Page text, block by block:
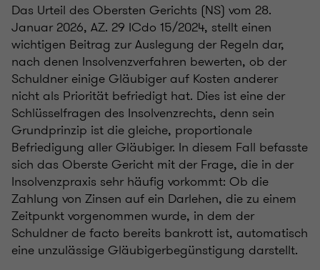
Das Urteil des Obersten Gerichts (NS) vom 28.
Januar 2026, AZ. 29 ICdo 15/2024, stellt einen
wichtigen Beitrag zur Auslegung der Regeln dar,
nach denen Insolvenzverfahren bewerten, ob der
Schuldner einige Gläubiger auf Kosten anderer
nicht als Priorität befriedigt hat. Dies ist eine der
Schlüsselfragen des Insolvenzrechts, denn sein
Grundprinzip ist die gleiche, proportionale
Befriedigung aller Gläubiger. In diesem Fall befasste
sich das Oberste Gericht mit der Frage, die in der
Insolvenzpraxis sehr häufig vorkommt: Ob die
Zahlung von Zinsen auf ein Darlehen, die zu einem
Zeitpunkt vorgenommen wurde, in dem der
Schuldner de facto bereits bankrott ist, automatisch
eine unzulässige Gläubigerbegünstigung darstellt.